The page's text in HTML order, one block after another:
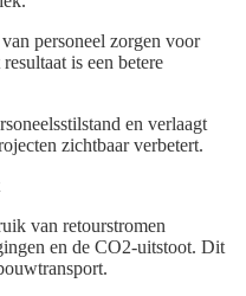
personeel zorgen voor
is een betere
en verlaagt
zichtbaar verbetert.
van retourstromen
en de CO2-uitstoot. Dit